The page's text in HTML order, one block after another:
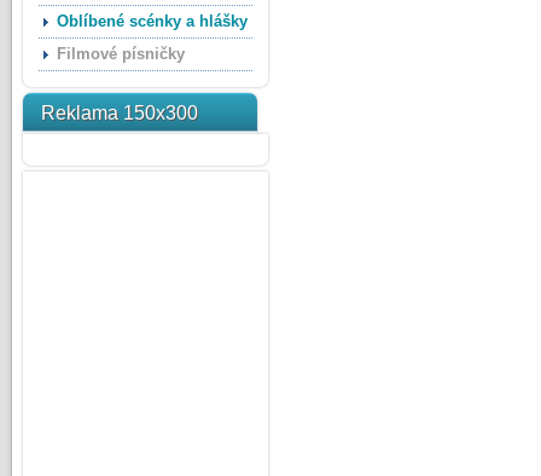
Oblíbené scénky a hlášky
Filmové písničky
Reklama 150x300